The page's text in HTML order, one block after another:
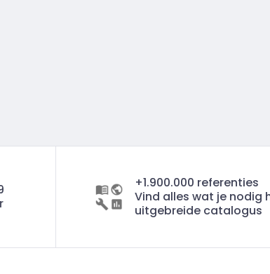
+1.900.000 referenties
Vind alles wat je nodig
uitgebreide catalogus